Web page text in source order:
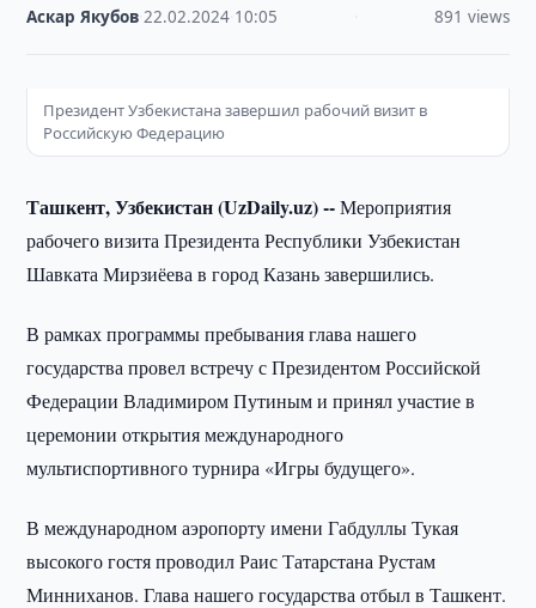
Аскар Якубов ·22.02.2024 10:05 891 views
Президент Узбекистана завершил рабочий визит в
Российскую Федерацию
Ташкент, Узбекистан (UzDaily.uz) --Мероприятия
рабочего визита Президента Республики Узбекистан
Шавката Мирзиёева в город Казань завершились.
В рамках программы пребывания глава нашего
государства провел встречу с Президентом Российской
Федерации Владимиром Путиным и принял участие в
церемонии открытия международного
мультиспортивного турнира «Игры будущего».
В международном аэропорту имени Габдуллы Тукая
высокого гостя проводил Раис Татарстана Рустам
Минниханов. Глава нашего государства отбыл в Ташкент.